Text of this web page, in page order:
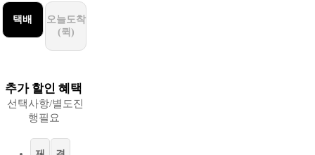
택배
오늘도착
(퀵)
추가 할인 혜택
선택사항/별도진
행필요